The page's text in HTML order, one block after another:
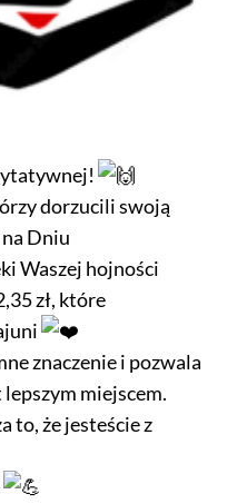
dorzucili swoją
Dniu
Waszej hojności
zł, które
znaczenie i pozwala
miejscem.
to, że jesteście z